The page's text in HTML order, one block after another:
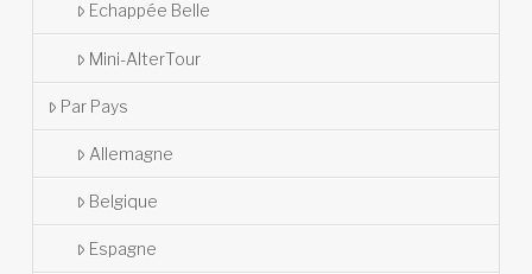
Echappée Belle
Mini-AlterTour
Par Pays
Allemagne
Belgique
Espagne